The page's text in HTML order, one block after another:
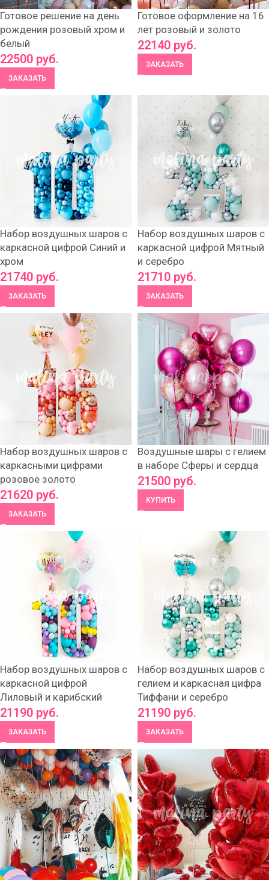
Готовое решение на день
рождения розовый хром и
белый
22500 руб.
ЗАКАЗАТЬ
Готовое оформление на 16
лет розовый и золото
22140 руб.
ЗАКАЗАТЬ
Набор воздушных шаров с
каркасной цифрой Синий и
хром
21740 руб.
ЗАКАЗАТЬ
Набор воздушных шаров с
каркасной цифрой Мятный
и серебро
21710 руб.
ЗАКАЗАТЬ
Набор воздушных шаров с
каркасными цифрами
розовое золото
21620 руб.
ЗАКАЗАТЬ
Воздушные шары с гелием
в наборе Сферы и сердца
21500 руб.
КУПИТЬ
Набор воздушных шаров с
каркасной цифрой
Лиловый и карибский
21190 руб.
ЗАКАЗАТЬ
Набор воздушных шаров с
гелием и каркасная цифра
Тиффани и серебро
21190 руб.
ЗАКАЗАТЬ